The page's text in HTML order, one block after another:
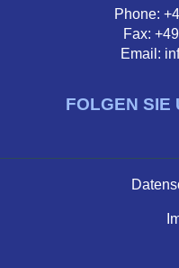
Phone:
Fax:
Email:
FOLGEN SIE